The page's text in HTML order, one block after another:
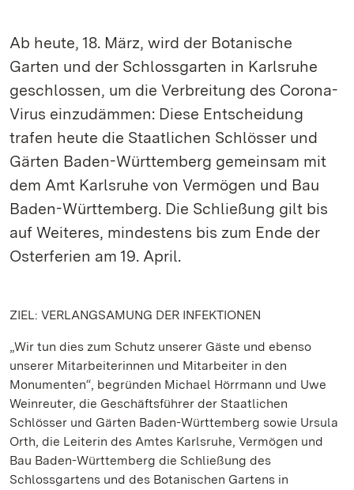
Ab heute, 18. März, wird der Botanische
Garten und der Schlossgarten in Karlsruhe
geschlossen, um die Verbreitung des Corona-
Virus einzudämmen: Diese Entscheidung
trafen heute die Staatlichen Schlösser und
Gärten Baden-Württemberg gemeinsam mit
dem Amt Karlsruhe von Vermögen und Bau
Baden-Württemberg. Die Schließung gilt bis
auf Weiteres, mindestens bis zum Ende der
Osterferien am 19. April.
ZIEL: VERLANGSAMUNG DER INFEKTIONEN
„Wir tun dies zum Schutz unserer Gäste und ebenso
unserer Mitarbeiterinnen und Mitarbeiter in den
Monumenten“, begründen Michael Hörrmann und Uwe
Weinreuter, die Geschäftsführer der Staatlichen
Schlösser und Gärten Baden-Württemberg sowie Ursula
Orth, die Leiterin des Amtes Karlsruhe, Vermögen und
Bau Baden-Württemberg die Schließung des
Schlossgartens und des Botanischen Gartens in